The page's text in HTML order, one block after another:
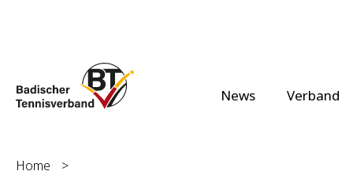
News Verband
Home
>